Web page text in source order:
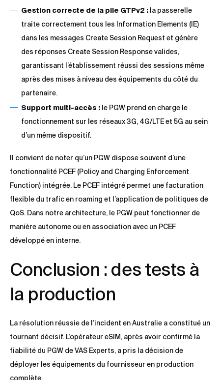
Gestion correcte de la pile GTPv2 : la passerelle
traite correctement tous les Information Elements (IE)
dans les messages Create Session Request et génère
des réponses Create Session Response valides,
garantissant l’établissement réussi des sessions même
après des mises à niveau des équipements du côté du
partenaire.
Support multi-accès : le PGW prend en charge le
fonctionnement sur les réseaux 3G, 4G/LTE et 5G au sein
d’un même dispositif.
Il convient de noter qu’un PGW dispose souvent d’une
fonctionnalité PCEF (Policy and Charging Enforcement
Function) intégrée. Le PCEF intégré permet une facturation
flexible du trafic en roaming et l’application de politiques de
QoS. Dans notre architecture, le PGW peut fonctionner de
manière autonome ou en association avec un PCEF
développé en interne.
Conclusion : des tests à
la production
La résolution réussie de l’incident en Australie a constitué un
tournant décisif. L’opérateur eSIM, après avoir confirmé la
fiabilité du PGW de VAS Experts, a pris la décision de
déployer les équipements du fournisseur en production
complète.